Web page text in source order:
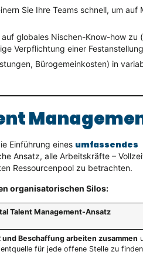
Sie Ihre Teams schnell, um auf
globales Nischen-Know-how zu
Verpflichtung einer
Bürogemeinkosten) in
Einführung eines umfassendes
Ansatz, alle Arbeitskräfte –
Ressourcenpool zu betrachten.
organisatorischen Silos:
Talent Management-Ansatz
und Beschaffung arbeiten zusammen
für jede offene Stelle zu